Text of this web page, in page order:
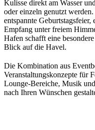
Kulisse direkt am Wasser
oder einzeln genutzt
entspannte
Empfang unter freiem
Hafen schafft eine
Blick auf die Havel.
Die Kombination aus
Veranstaltungskonzepte für
Lounge-Bereiche, Musik
nach Ihren Wünschen